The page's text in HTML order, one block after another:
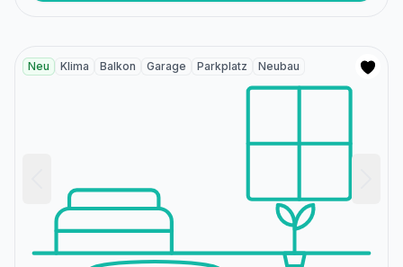
Neu Klima Balkon Garage Parkplatz Neubau